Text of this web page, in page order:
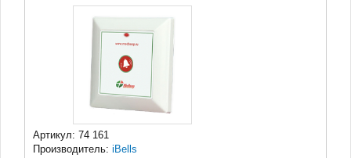
Артикул: 74 161
Производитель: iBells